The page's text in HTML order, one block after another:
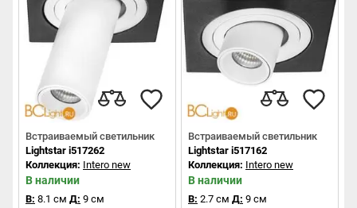
Встраиваемый светильник
Lightstar i517262
Коллекция: Intero new
В наличии
В: 8.1 см Д: 9 см
Встраиваемый светильник
Lightstar i517162
Коллекция: Intero new
В наличии
В: 2.7 см Д: 9 см